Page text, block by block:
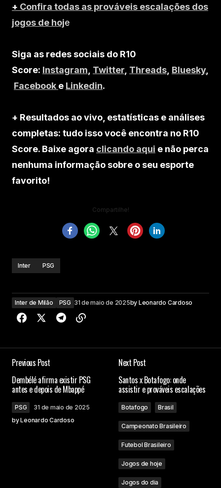
+ Confira todas as prováveis escalações dos
jogos de hoje
Siga as redes sociais do R10
Score: Instagram Twitter Threads Bluesky,
Facebook e Linkedin.
+ Resultados ao vivo, estatísticas e análises
completas: tudo isso você encontra no R10
Score. Baixe agora clicando aqui e não perca
nenhuma informação sobre o seu esporte
favorito!
Compartilhe!
Inter PSG
Inter de Milão PSG 31 de maio de 2025by Leonardo Cardoso
Previous Post
Dembélé afirma existir PSG
antes e depois de Mbappé
PSG
31 de maio de 2025
byLeonardo Cardoso
Next Post
Santos x Botafogo: onde
assistir e prováveis escalações
Botafogo Brasil
Campeonato Brasileiro
Futebol Brasileiro
Jogos de hoje
Jogos do dia